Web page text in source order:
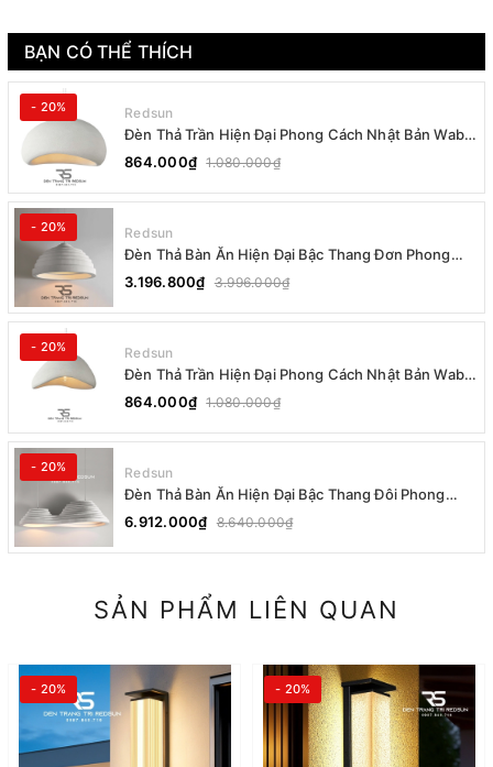
BẠN CÓ THỂ THÍCH
- 20% Redsun
Đèn Thả Trần Hiện Đại Phong Cách Nhật Bản Wabi-
sabi CDT-T036 Dáng B
864.000₫ 1.080.000₫
- 20% Redsun
Đèn Thả Bàn Ăn Hiện Đại Bậc Thang Đơn Phong
Cách Nhật Bản Wabi-sabi DC-T078B
3.196.800₫ 3.996.000₫
- 20% Redsun
Đèn Thả Trần Hiện Đại Phong Cách Nhật Bản Wabi-
sabi CDT-T036 Dáng A
864.000₫ 1.080.000₫
- 20% Redsun
Đèn Thả Bàn Ăn Hiện Đại Bậc Thang Đôi Phong
Cách Nhật Bản Wabi-sabi DC-T078A
6.912.000₫ 8.640.000₫
SẢN PHẨM LIÊN QUAN
- 20% - 20%